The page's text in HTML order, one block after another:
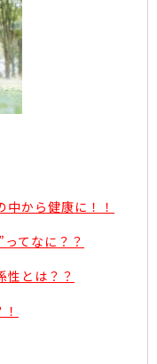
から健康に！！
てなに？？
性とは？？